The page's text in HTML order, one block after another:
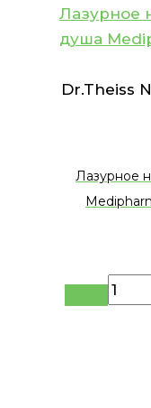
Лазурное
душа
Dr.Theiss
Лазурное